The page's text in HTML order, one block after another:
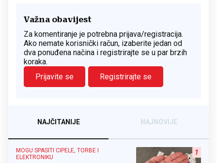
Važna obavijest
Za komentiranje je potrebna prijava/registracija.
Ako nemate korisnički račun, izaberite jedan od
dva ponuđena načina i registrirajte se u par brzih
koraka.
Prijavite se
Registrirajte se
NAJČITANIJE NAJNOVIJE
1
MOGU SPASITI CIPELE, TORBE I
ELEKTRONIKU